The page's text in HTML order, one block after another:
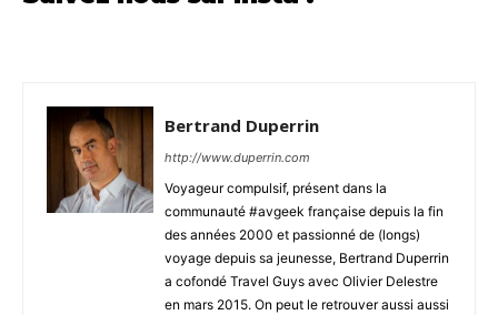
Bertrand Duperrin
http://www.duperrin.com
Voyageur compulsif, présent dans la
communauté #avgeek française depuis la fin
des années 2000 et passionné de (longs)
voyage depuis sa jeunesse, Bertrand Duperrin
a cofondé Travel Guys avec Olivier Delestre
en mars 2015. On peut le retrouver aussi aussi